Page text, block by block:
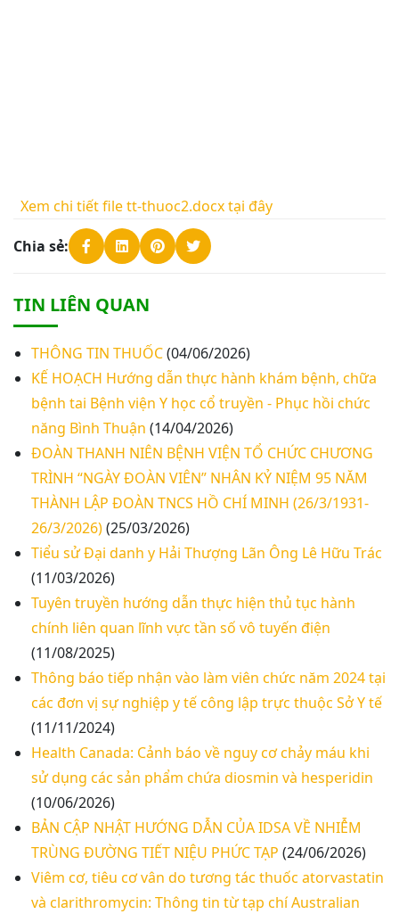
Xem chi tiết file tt-thuoc2.docx tại đây
Chia sẻ:
TIN LIÊN QUAN
THÔNG TIN THUỐC(04/06/2026)
KẾ HOẠCH Hướng dẫn thực hành khám bệnh, chữa
bệnh tai Bệnh viện Y học cổ truyền - Phục hồi chức
năng Bình Thuận (14/04/2026)
ĐOÀN THANH NIÊN BỆNH VIỆN TỔ CHỨC CHƯƠNG
TRÌNH “NGÀY ĐOÀN VIÊN” NHÂN KỶ NIỆM 95 NĂM
THÀNH LẬP ĐOÀN TNCS HỒ CHÍ MINH (26/3/1931-
26/3/2026)(25/03/2026)
Tiểu sử Đại danh y Hải Thượng Lãn Ông Lê Hữu Trác
(11/03/2026)
Tuyên truyền hướng dẫn thực hiện thủ tục hành
chính liên quan lĩnh vực tần số vô tuyến điện
(11/08/2025)
Thông báo tiếp nhận vào làm viên chức năm 2024 tại
các đơn vị sự nghiệp y tế công lập trực thuộc Sở Y tế
(11/11/2024)
Health Canada: Cảnh báo về nguy cơ chảy máu khi
sử dụng các sản phẩm chứa diosmin và hesperidin
(10/06/2026)
BẢN CẬP NHẬT HƯỚNG DẪN CỦA IDSA VỀ NHIỄM
TRÙNG ĐƯỜNG TIẾT NIỆU PHỨC TẠP (24/06/2026)
Viêm cơ, tiêu cơ vân do tương tác thuốc atorvastatin
và clarithromycin: Thông tin từ tạp chí Australian
Thư mời báo giá về Màn hình led phòng họp
Thư mời báo giá về việc vệ sinh máy lạnh các
khoa/phòng trong bệnh viện
Thư mời báo giá về việc khảo sát hiện trạng và
báo giá thi công mái che từ Khoa Dược đến Bếp
ăn từ thiện của Bệnh viện
Thư mời báo giá về việc mời báo giá thiết bị
Thư mời báo giá về việc sửa chữa nhà bảo vệ và
cổng số 2